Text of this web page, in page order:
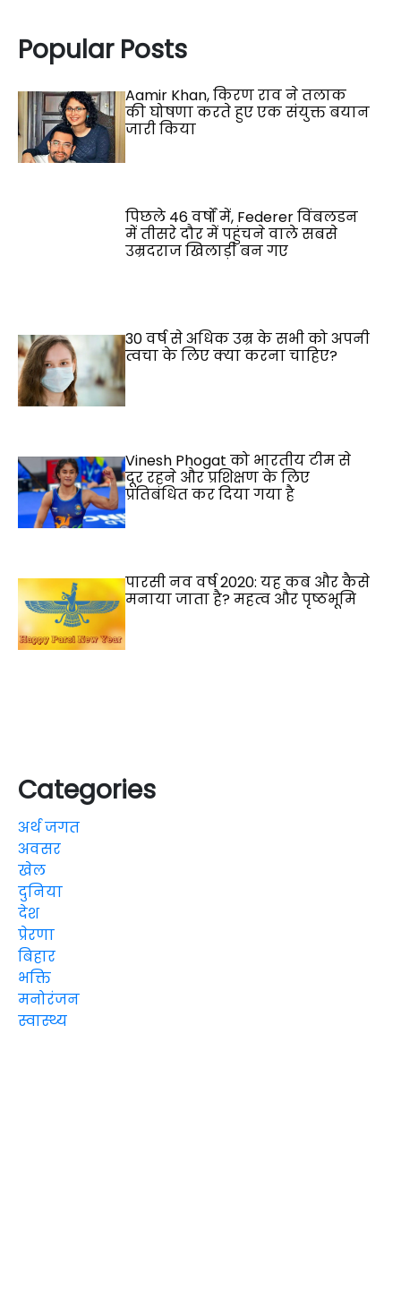
Popular Posts
Aamir Khan, किरण राव ने तलाक
की घोषणा करते हुए एक संयुक्त बयान
जारी किया
पिछले 46 वर्षों में, Federer विंबलडन
में तीसरे दौर में पहुंचने वाले सबसे
उम्रदराज खिलाड़ी बन गए
30 वर्ष से अधिक उम्र के सभी को अपनी
त्वचा के लिए क्या करना चाहिए?
Vinesh Phogat को भारतीय टीम से
दूर रहने और प्रशिक्षण के लिए
प्रतिबंधित कर दिया गया है
पारसी नव वर्ष 2020: यह कब और कैसे
मनाया जाता है? महत्व और पृष्ठभूमि
Categories
अर्थ जगत
अवसर
खेल
दुनिया
देश
प्रेरणा
बिहार
भक्ति
मनोरंजन
स्वास्थ्य